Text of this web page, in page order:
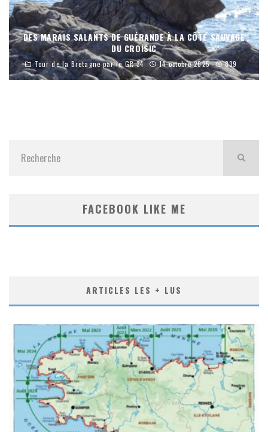
DES MARAIS SALANTS DE GUÉRANDE À LA CÔTE SAUVAGE
DU CROISIC
Tour de la Bretagne par le GR 34 14 octobre 2025 839
FACEBOOK LIKE ME
ARTICLES LES + LUS